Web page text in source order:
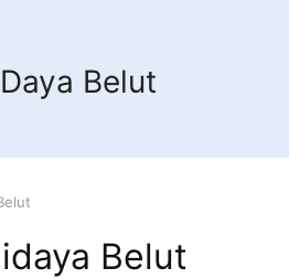
Belut
Belut